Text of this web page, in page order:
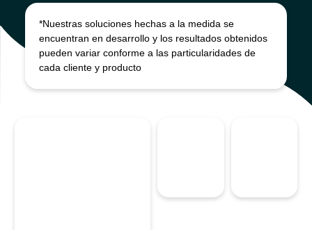
*Nuestras soluciones hechas a la medida se
encuentran en desarrollo y los resultados obtenidos
pueden variar conforme a las particularidades de
cada cliente y producto